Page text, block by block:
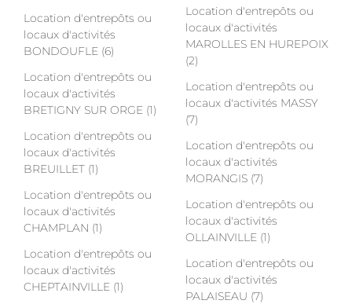
Location d'entrepôts ou
locaux d'activités
BONDOUFLE (6)
Location d'entrepôts ou
locaux d'activités
BRETIGNY SUR ORGE (1)
Location d'entrepôts ou
locaux d'activités
BREUILLET (1)
Location d'entrepôts ou
locaux d'activités
CHAMPLAN (1)
Location d'entrepôts ou
locaux d'activités
CHEPTAINVILLE (1)
Location d'entrepôts ou
locaux d'activités
MAROLLES EN HUREPOIX
(2)
Location d'entrepôts ou
locaux d'activités MASSY
(7)
Location d'entrepôts ou
locaux d'activités
MORANGIS (7)
Location d'entrepôts ou
locaux d'activités
OLLAINVILLE (1)
Location d'entrepôts ou
locaux d'activités
PALAISEAU (7)